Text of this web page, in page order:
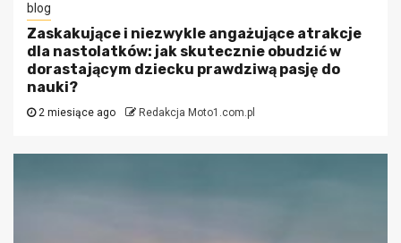
blog
Zaskakujące i niezwykle angażujące atrakcje
dla nastolatków: jak skutecznie obudzić w
dorastającym dziecku prawdziwą pasję do
nauki?
2 miesiące ago Redakcja Moto1.com.pl